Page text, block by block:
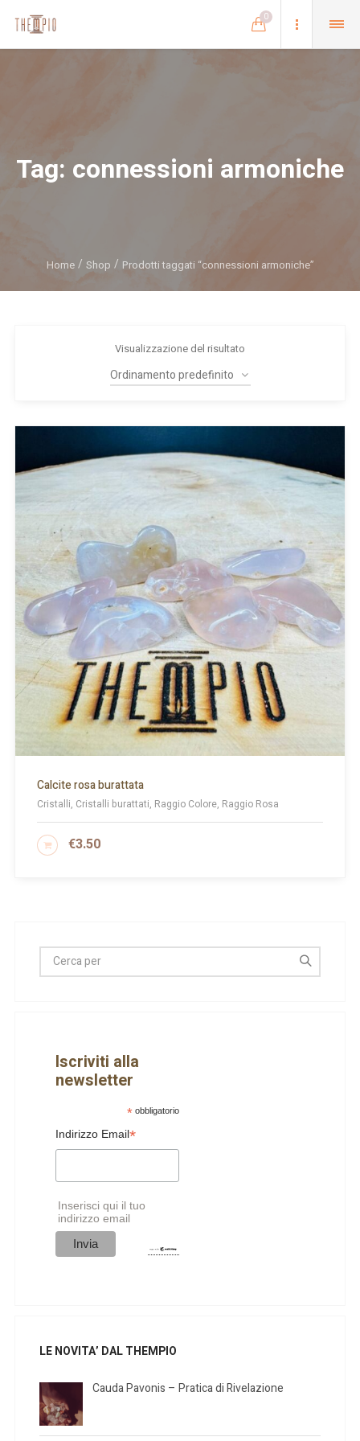
0
Tag: connessioni armoniche
Home Shop Prodotti taggati “connessioni armoniche”
Visualizzazione del risultato
Calcite rosa burattata
Cristalli, Cristalli burattati, Raggio Colore, Raggio Rosa
€3.50
AGGIUNGI AL CARRELLO
Iscriviti alla
newsletter
*obbligatorio
Indirizzo Email*
Inserisci qui il tuo
indirizzo email
LE NOVITA’ DAL THEMPIO
Cauda Pavonis – Pratica di Rivelazione